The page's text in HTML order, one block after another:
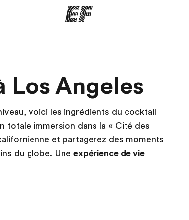
Trouver un bureau
Los Angeles
voici les ingrédients du cocktail
totale immersion dans la « Cité des
et partagerez des moments
du globe. Une expérience de vie